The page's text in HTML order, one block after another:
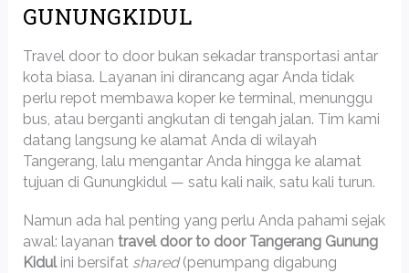
GUNUNGKIDUL
Travel door to door bukan sekadar transportasi antar
kota biasa. Layanan ini dirancang agar Anda tidak
perlu repot membawa koper ke terminal, menunggu
bus, atau berganti angkutan di tengah jalan. Tim kami
datang langsung ke alamat Anda di wilayah
Tangerang, lalu mengantar Anda hingga ke alamat
tujuan di Gunungkidul — satu kali naik, satu kali turun.
Namun ada hal penting yang perlu Anda pahami sejak
awal: layanan travel door to door Tangerang Gunung
Kidulini bersifat shared(penumpang digabung